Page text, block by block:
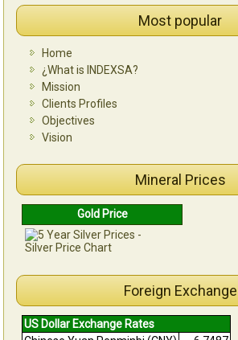
Most popular
Home
¿What is INDEXSA?
Mission
Clients Profiles
Objectives
Vision
Mineral Prices
Gold Price
Foreign Exchange
US Dollar Exchange Rates